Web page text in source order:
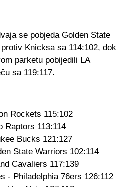
se pobjeda Golden State
Knicksa sa 114:102, dok
parketu pobijedili LA
sa 119:117.
Rockets 115:102
Raptors 113:114
Bucks 121:127
State Warriors 102:114
Cavaliers 117:139
- Philadelphia 76ers 126:112